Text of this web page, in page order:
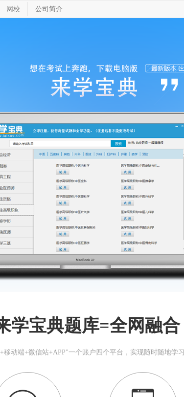
网校 公司简介
学宝典题库=全网融合
移动端+微信站+APP"一个账户四个平台，实现随时随地学习